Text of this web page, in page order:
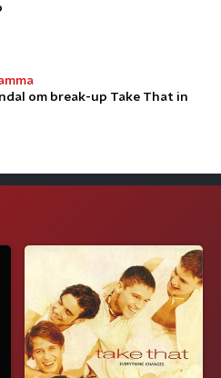
om break-up Take That in